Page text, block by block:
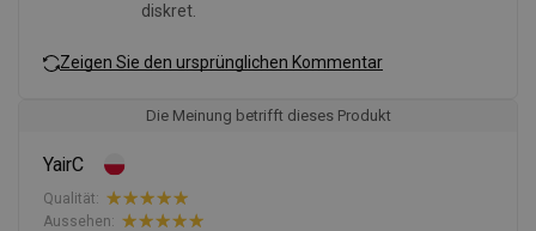
diskret.
Zeigen Sie den ursprünglichen Kommentar
Die Meinung betrifft dieses Produkt
YairC
Qualität:
Aussehen: